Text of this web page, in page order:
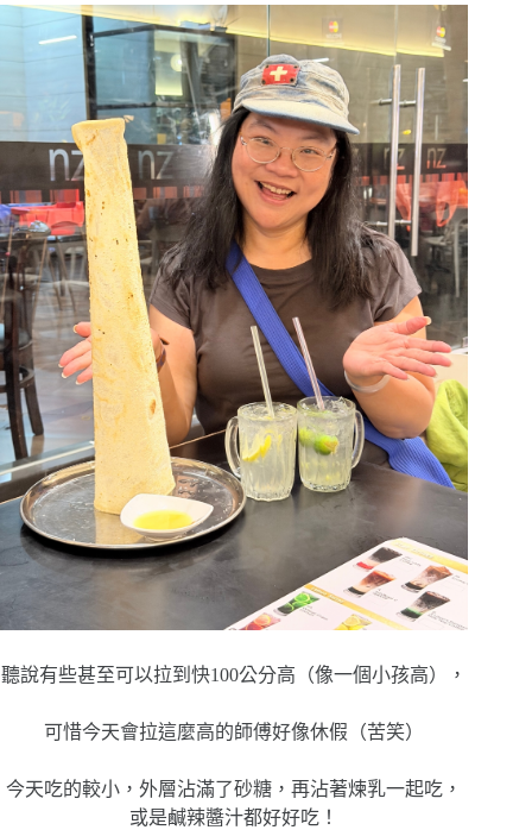
聽說有些甚至可以拉到快100公分高（像一個小孩高），
可惜今天會拉這麼高的師傅好像休假（苦笑）
今天吃的較小，外層沾滿了砂糖，再沾著煉乳一起吃，
或是鹹辣醬汁都好好吃！